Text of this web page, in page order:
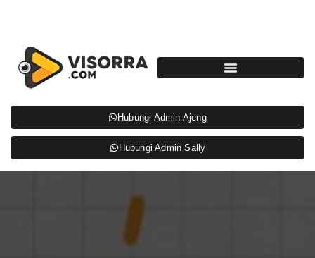
Hubungi Admin Ajeng
Hubungi Admin Sally